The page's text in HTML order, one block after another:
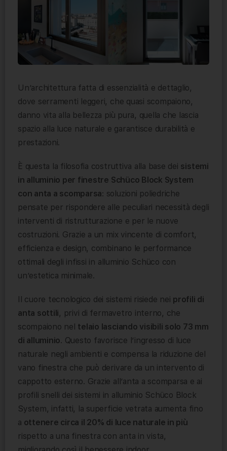
Un’architettura fatta di essenzialità e dettaglio,
dove serramenti leggeri, che quasi scompaiono,
danno vita alla bellezza più pura, quella che lascia
spazio alla luce naturale e garantisce durabilità e
prestazioni.
È questa la filosofia costruttiva alla base dei sistemi
in alluminio per finestre Schüco Block System
con anta a scomparsa: soluzioni poliedriche
pensate per rispondere alle peculiari necessità degli
interventi di ristrutturazione e per le nuove
costruzioni. Grazie a un mix vincente di comfort,
efficienza e design, combinano le performance
ottimali degli infissi in alluminio Schüco con
un’estetica minimale.
Il cuore tecnologico dei sistemi risiede nei profili di
anta sottili, privi di fermavetro interno, che
scompaiono nel telaio lasciando visibili solo 73 mm
di alluminio. Questo favorisce l’ingresso di luce
naturale negli ambienti e compensa la riduzione del
vano finestra che può derivare da un intervento di
cappotto esterno. Grazie all’anta a scomparsa e ai
profili snelli dei sistemi in alluminio Schüco Block
System, infatti, la superficie vetrata aumenta fino
a ottenere circa il 20% di luce naturale in più
rispetto a una finestra con anta in vista,